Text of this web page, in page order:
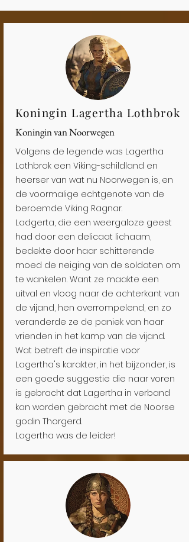
Koningin Lagertha Lothbrok
Koningin van Noorwegen
Volgens de legende was Lagertha
Lothbrok een Viking-schildland en
heerser van wat nu Noorwegen is, en
de voormalige echtgenote van de
beroemde Viking Ragnar.
Ladgerta, die een weergaloze geest
had door een delicaat lichaam,
bedekte door haar schitterende
moed de neiging van de soldaten om
te wankelen. Want ze maakte een
uitval en vloog naar de achterkant van
de vijand, hen overrompelend, en zo
veranderde ze de paniek van haar
vrienden in het kamp van de vijand.
Wat betreft de inspiratie voor
Lagertha's karakter, in het bijzonder, is
een goede suggestie die naar voren
is gebracht dat Lagertha in verband
kan worden gebracht met de Noorse
godin Thorgerd.
Lagertha was de leider!